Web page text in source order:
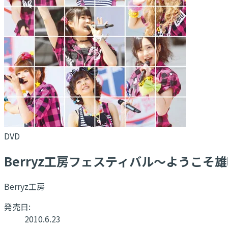
DVD
Berryz工房フェスティバル〜ようこそ
Berryz工房
発売日:
2010.6.23